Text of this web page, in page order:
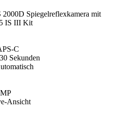
Spiegelreflexkamera mit
IS III Kit
C
Sekunden
Ansicht